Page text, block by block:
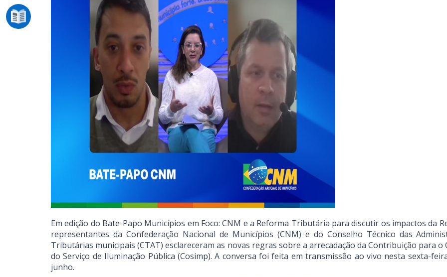
Em edição do Bate-Papo Municípios em Foco: CNM e a Reforma Tributária para discutir os impactos da
representantes da Confederação Nacional de Municípios (CNM) e do Conselho Técnico das
Tributárias municipais (CTAT) esclareceram as novas regras sobre a arrecadação da Contribuição para o
do Serviço de Iluminação Pública (Cosimp). A conversa foi feita em transmissão ao vivo nesta sexta-
junho.